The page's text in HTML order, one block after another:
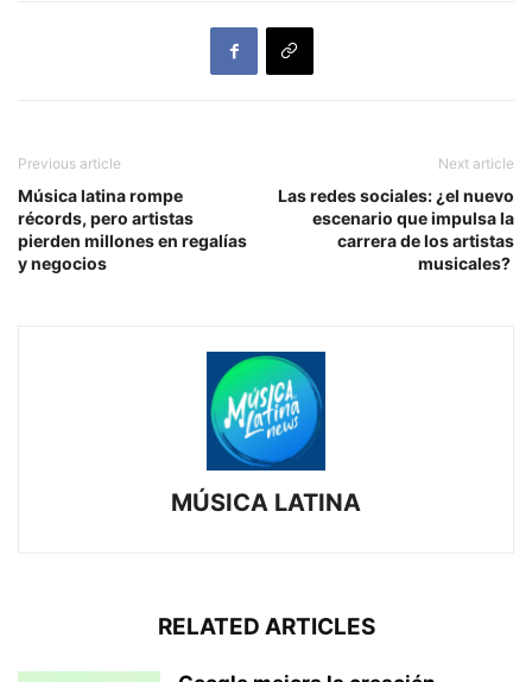
Previous article
Música latina rompe
récords, pero artistas
pierden millones en regalías
y negocios
Next article
Las redes sociales: ¿el nuevo
escenario que impulsa la
carrera de los artistas
musicales?
MÚSICA LATINA
RELATED ARTICLES